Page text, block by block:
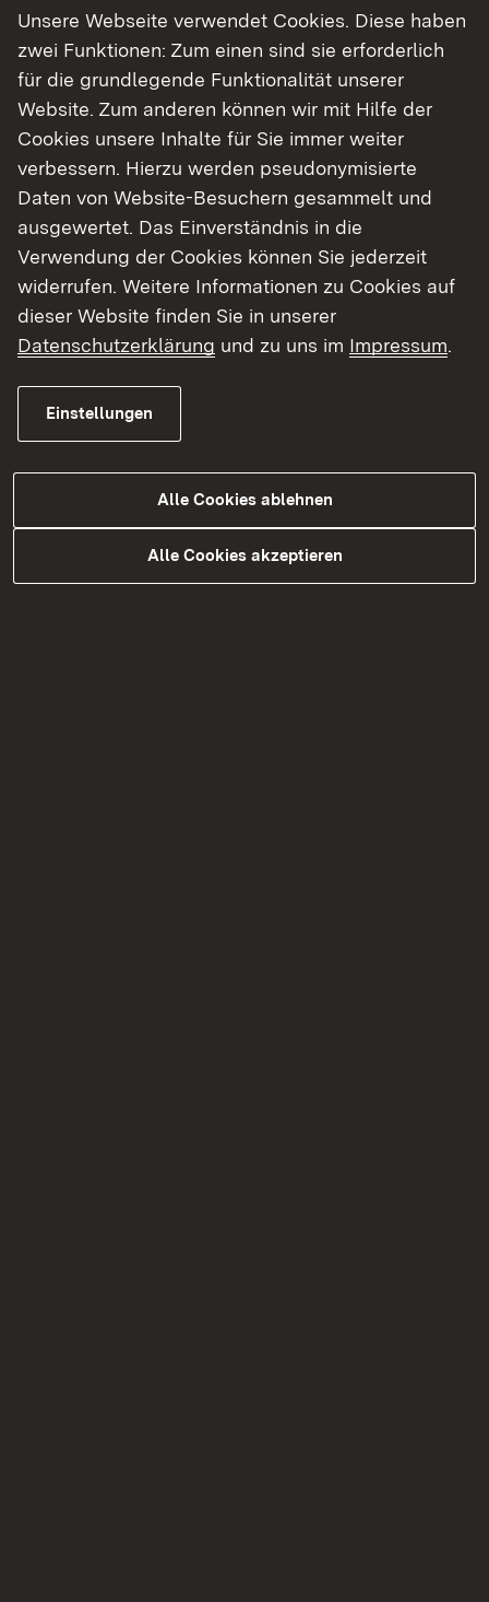
Branchen, Bearbeitung von Widersprüchen
und Ausübung der Fachaufsicht.
Fertigung von Stellungnahmen zu
Bauleitplanungen und Baugesuchen in der
Nähe von Störfallbetrieben.
Zusammenarbeit mit den externen
Katastrophenschutzbehörden bei der
Erstellung der Katastrophenschutzplanungen
Klärung von grundsätzlichen Fragestellungen
im Bereich des Chemikalienrechts und der
hierzu erlassenen Rechtsvorschriften.
Dazu gehört auch
Abnahme der Asbest-Sachkundeprüfungen.
Erteilung von Begasungserlaubnissen und
Befähigungsscheinen.
Anerkennung von Aus- und
Fortbildungseinrichtungen sowie Zertifizierung
Unsere Webseite verwendet Cookies. Diese haben
zwei Funktionen: Zum einen sind sie erforderlich
für die grundlegende Funktionalität unserer
Website. Zum anderen können wir mit Hilfe der
Cookies unsere Inhalte für Sie immer weiter
verbessern. Hierzu werden pseudonymisierte
Daten von Website-Besuchern gesammelt und
ausgewertet. Das Einverständnis in die
Verwendung der Cookies können Sie jederzeit
widerrufen. Weitere Informationen zu Cookies auf
dieser Website finden Sie in unserer
Datenschutzerklärung und zu uns im Impressum.
Einstellungen
Alle Cookies ablehnen
Alle Cookies akzeptieren